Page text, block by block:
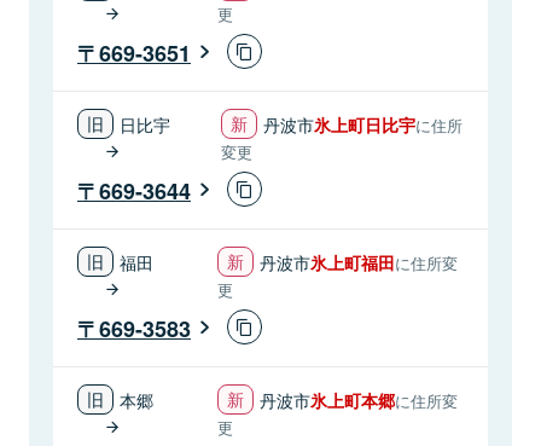
更
669-3651
日比宇 丹波市氷上町日比宇に住所
変更
669-3644
福田 丹波市氷上町福田に住所変
更
669-3583
本郷 丹波市氷上町本郷に住所変
更